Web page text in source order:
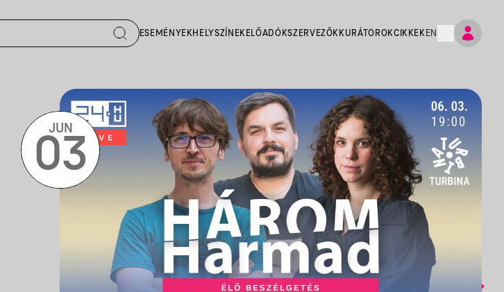
ESEMÉNYEKHELYSZÍNEK ELŐADÓKSZERVEZŐK KURÁTOROKCIKKEK EN
JUN
03